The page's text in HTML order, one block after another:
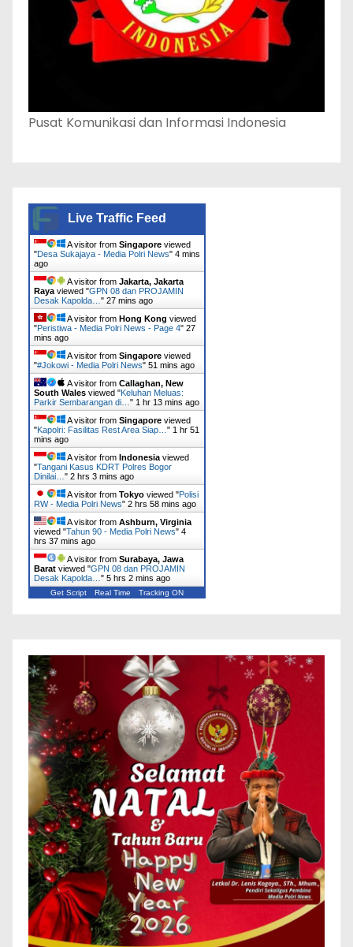
Pusat Komunikasi dan Informasi Indonesia
Live Traffic Feed
A visitor from Singapore viewed
"Desa Sukajaya - Media Polri News" 4 mins
ago
A visitor from Jakarta, Jakarta
Raya viewed "GPN 08 dan PROJAMIN
Desak Kapolda… " 27 mins ago
A visitor from Hong Kong viewed
"Peristiwa - Media Polri News - Page 4" 27
mins ago
A visitor from Singapore viewed
"#Jokowi - Media Polri News" 51 mins ago
A visitor from Callaghan, New
South Wales viewed "Keluhan Meluas:
Parkir Sembarangan di… " 1 hr 13 mins ago
A visitor from Singapore viewed
"Kapolri: Fasilitas Rest Area Siap… " 1 hr 51
mins ago
A visitor from Indonesia viewed
"Tangani Kasus KDRT Polres Bogor
Dinilai… " 2 hrs 3 mins ago
A visitor from Tokyo viewed "Polisi
RW - Media Polri News" 2 hrs 58 mins ago
A visitor from Ashburn, Virginia
viewed "Tahun 90 - Media Polri News" 4
hrs 37 mins ago
A visitor from Surabaya, Jawa
Barat viewed "GPN 08 dan PROJAMIN
Desak Kapolda… " 5 hrs 2 mins ago
Get Script Real Time Tracking ON